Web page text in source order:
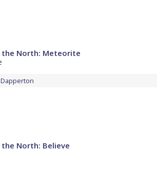
the North: Meteorite
North: Believe